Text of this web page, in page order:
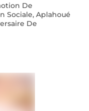
De
Sociale, Aplahoué
De